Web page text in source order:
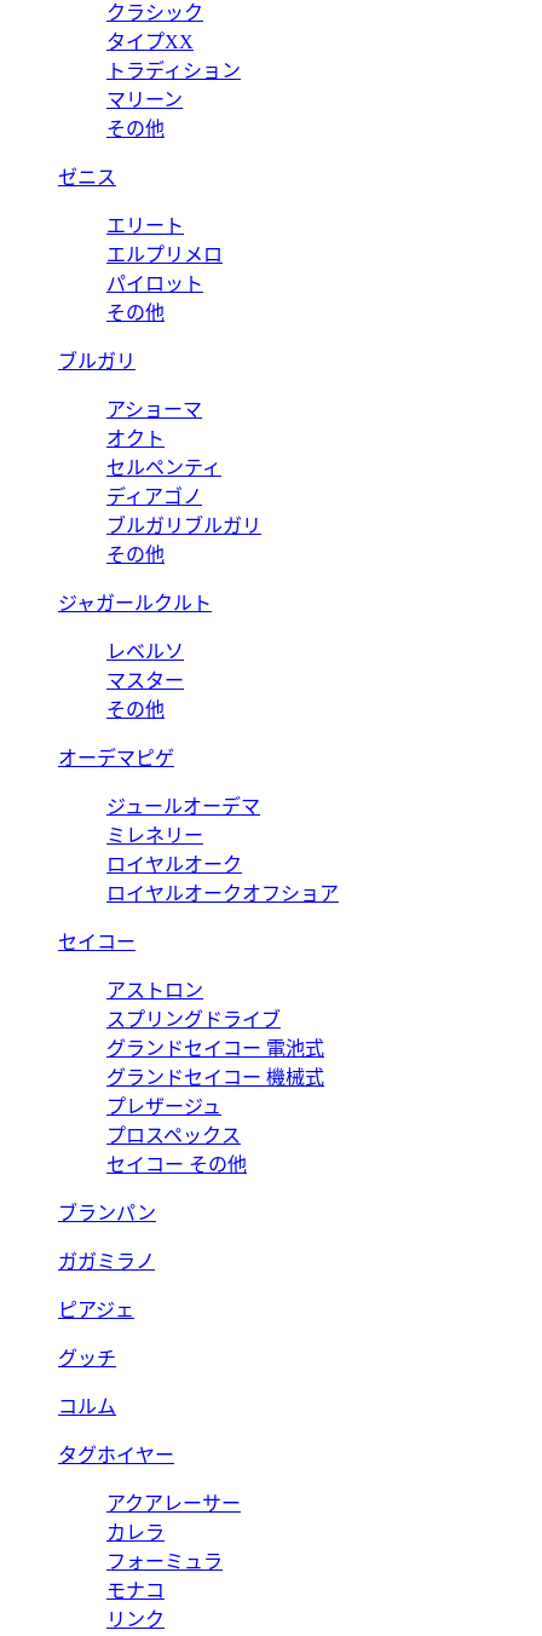
クラシック
タイプXX
トラディション
マリーン
その他
ゼニス
エリート
エルプリメロ
パイロット
その他
ブルガリ
アショーマ
オクト
セルペンティ
ディアゴノ
ブルガリブルガリ
その他
ジャガールクルト
レベルソ
マスター
その他
オーデマピゲ
ジュールオーデマ
ミレネリー
ロイヤルオーク
ロイヤルオークオフショア
セイコー
アストロン
スプリングドライブ
グランドセイコー 電池式
グランドセイコー 機械式
プレザージュ
プロスペックス
セイコー その他
ブランパン
ガガミラノ
ピアジェ
グッチ
コルム
タグホイヤー
アクアレーサー
カレラ
フォーミュラ
モナコ
リンク